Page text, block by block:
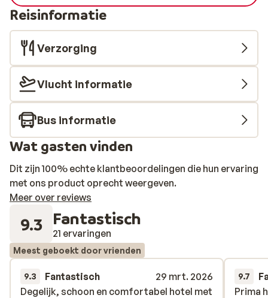
Reisinformatie
Verzorging
Vlucht informatie
Bus informatie
Wat gasten vinden
Dit zijn 100% echte klantbeoordelingen die hun ervaring
met ons product oprecht weergeven.
Meer over reviews
9.3 Fantastisch
21 ervaringen
Meest geboekt door vrienden
9.3 Fantastisch
29 mrt. 2026
Degelijk, schoon en comfortabel hotel met
Degelijk, schoon en comfortabel hotel met
9.7
Prima
Prima